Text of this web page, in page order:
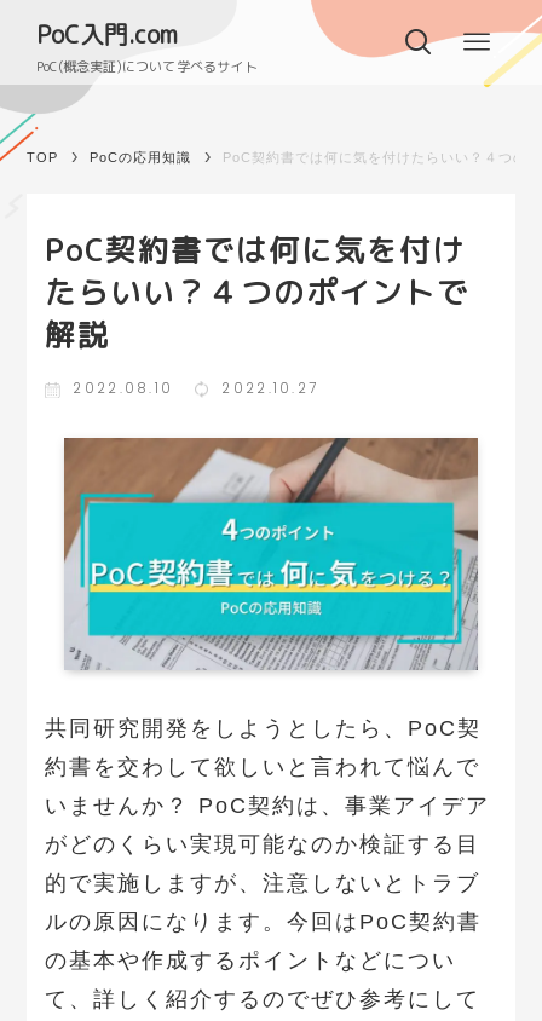
PoC入門.com
PoC(概念実証)について学べるサイト
TOP PoCの応用知識 PoC契約書では何に気を付けたらいい？４つの
PoC契約書では何に気を付け
たらいい？４つのポイントで
解説
2022.08.10 2022.10.27
共同研究開発をしようとしたら、PoC契
約書を交わして欲しいと言われて悩んで
いませんか？ PoC契約は、事業アイデア
がどのくらい実現可能なのか検証する目
的で実施しますが、注意しないとトラブ
ルの原因になります。今回はPoC契約書
の基本や作成するポイントなどについ
て、詳しく紹介するのでぜひ参考にして